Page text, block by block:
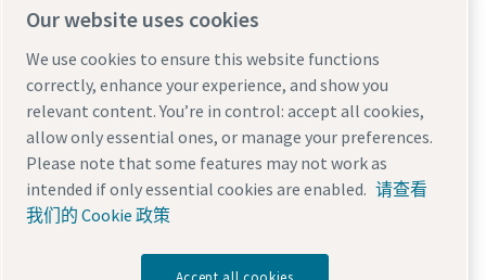
Our website uses cookies
We use cookies to ensure this website functions
correctly, enhance your experience, and show you
relevant content. You’re in control: accept all cookies,
allow only essential ones, or manage your preferences.
Please note that some features may not work as
intended if only essential cookies are enabled. 请查看
我们的 Cookie 政策